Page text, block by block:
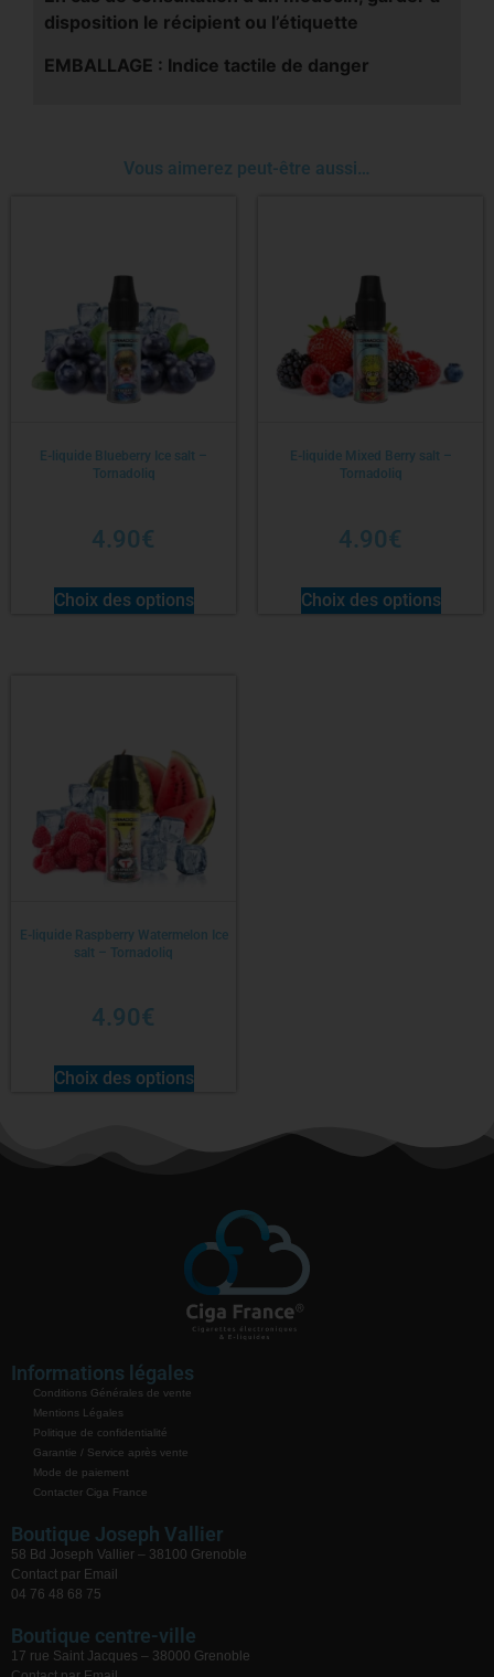
disposition le récipient ou l’étiquette
EMBALLAGE : Indice tactile de danger
Vous aimerez peut-être aussi…
E-liquide Blueberry Ice salt –
Tornadoliq
4.90€
Choix des options
E-liquide Mixed Berry salt –
Tornadoliq
4.90€
Choix des options
E-liquide Raspberry Watermelon Ice
salt – Tornadoliq
4.90€
Choix des options
Informations légales
Conditions Générales de vente
Mentions Légales
Politique de confidentialité
Garantie / Service après vente
Mode de paiement
Contacter Ciga France
Boutique Joseph Vallier
58 Bd Joseph Vallier – 38100 Grenoble
Contact par Email
04 76 48 68 75
Boutique centre-ville
17 rue Saint Jacques – 38000 Grenoble